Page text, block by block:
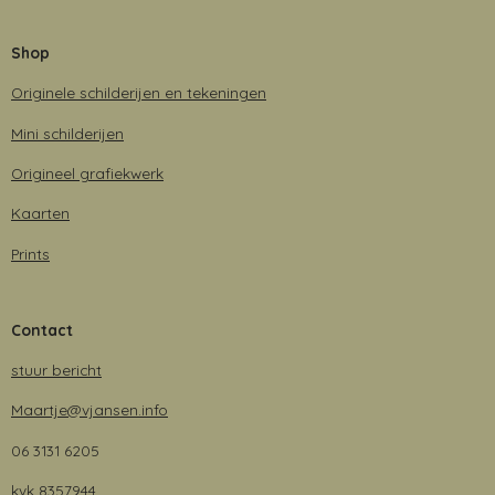
Shop
Originele schilderijen en tekeningen
Mini schilderijen
Origineel grafiekwerk
Kaarten
Prints
Contact
stuur bericht
Maartje@vjansen.info
06 3131 6205
kvk 8357944